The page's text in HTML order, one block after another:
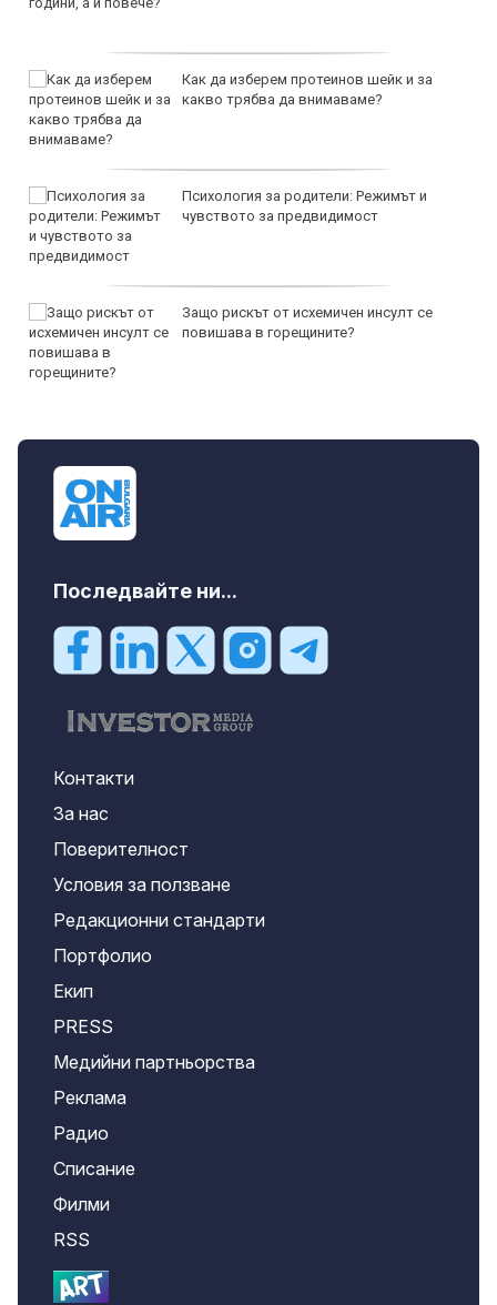
Как да изберем протеинов шейк и за
какво трябва да внимаваме?
Психология за родители: Режимът и
чувството за предвидимост
Защо рискът от исхемичен инсулт се
повишава в горещините?
Последвайте ни...
Контакти
За нас
Поверителност
Условия за ползване
Редакционни стандарти
Портфолио
Екип
PRESS
Медийни партньорства
Реклама
Радио
Списание
Филми
RSS